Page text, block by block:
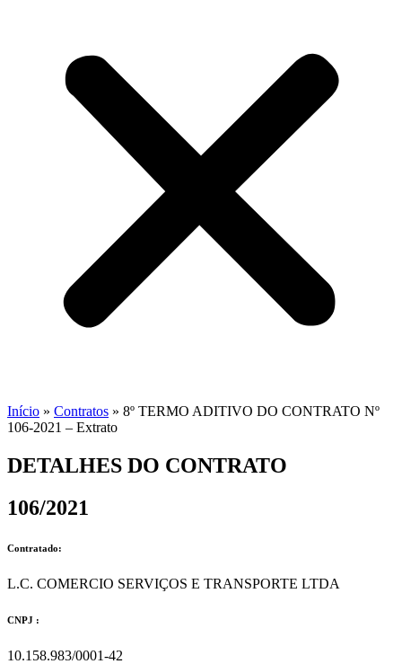
Início » Contratos » 8º TERMO ADITIVO DO CONTRATO Nº
106-2021 – Extrato
DETALHES DO CONTRATO​
106/2021
Contratado:
L.C. COMERCIO SERVIÇOS E TRANSPORTE LTDA
CNPJ :
10.158.983/0001-42